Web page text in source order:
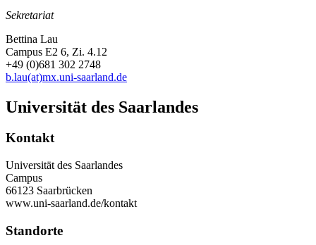
Sekretariat
Bettina Lau
Campus E2 6, Zi. 4.12
+49 (0)681 302 2748
b.lau(at)mx.uni-saarland.de
Universität des Saarlandes
Kontakt
Universität des Saarlandes
Campus
66123 Saarbrücken
www.uni-saarland.de/kontakt
Standorte